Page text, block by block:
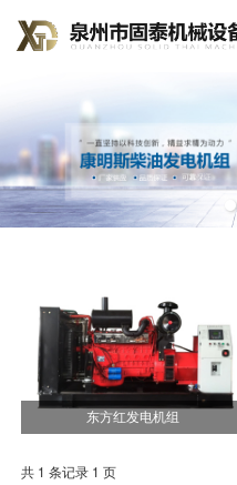
东方红发电机组
共 1 条记录 1 页